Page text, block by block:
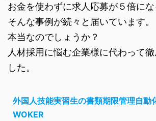
お金を使わずに求人応募が５倍にな
そんな事例が続々と届いています。
本当なのでしょうか？
人材採用に悩む企業様に代わって
した。
外国人技能実習生の書類期限管理自動
WOKER